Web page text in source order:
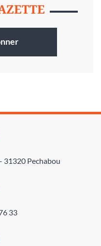
31320 Pechabou
33